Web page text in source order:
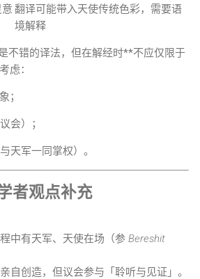
翻译可能带入天使传统色彩，需要语
境解释
不错的译法，但在解经时**不应仅限于
虑：
；
会）；
天军一同掌权）。
者观点补充
中有天军、天使在场（参 Bereshit
自创造，但议会参与「聆听与见证」。